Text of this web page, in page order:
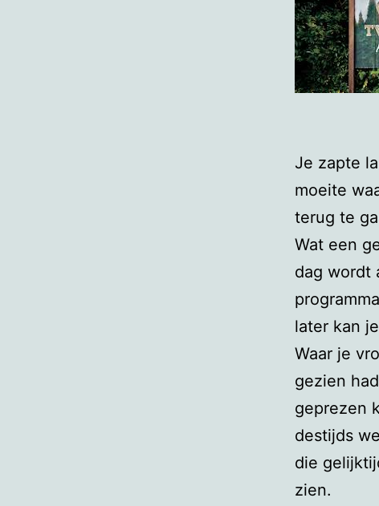
Je zapte
moeite
terug te
Wat een
dag wordt
later kan
Waar je
gezien
geprezen
destijds
die
zien.